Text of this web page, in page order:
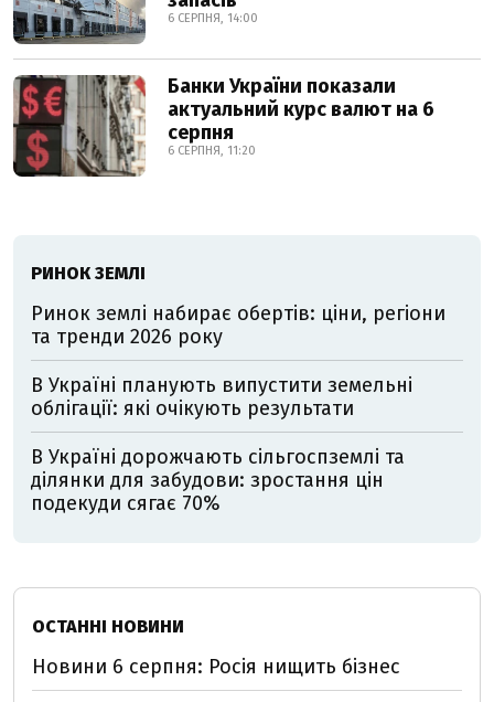
6 СЕРПНЯ, 14:00
Банки України показали
актуальний курс валют на 6
серпня
6 СЕРПНЯ, 11:20
РИНОК ЗЕМЛІ
Ринок землі набирає обертів: ціни, регіони
та тренди 2026 року
В Україні планують випустити земельні
облігації: які очікують результати
В Україні дорожчають сільгоспземлі та
ділянки для забудови: зростання цін
подекуди сягає 70%
ОСТАННІ НОВИНИ
Новини 6 серпня: Росія нищить бізнес